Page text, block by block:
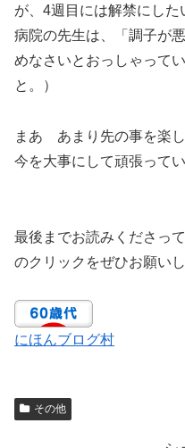
が、4週目には解禁にし
病院の先生は、「調子が
めなさいとおっしゃって
と。）
まあ あまり先の事を楽し
今を大事にして頑張ってい
最後までお読みくださっ
のクリックをぜひお願い
にほんブログ村
その他